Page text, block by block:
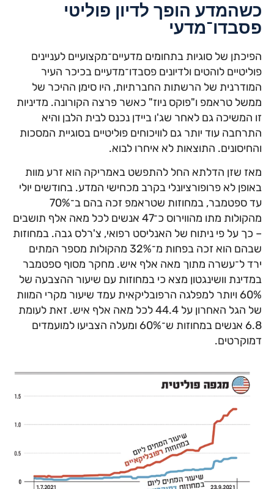
כשהמדע הופך לדיון פוליטי
פסבדו־מדעי
הפיכתן של סוגיות בתחומים מדעיים־מקצועיים לעניינים
פוליטיים לוהטים ולדיונים פסבדו־מדעיים בכיכר העיר
המודרנית של הרשתות החברתיות, היו סימן ההיכר של
ממשל טראמפ ו"פוקס ניוז" כאשר פרצה הקורונה. מדיניות
זו המשיכה גם לאחר שג'ו ביידן נכנס לבית הלבן והיא
התרחבה עוד יותר גם לוויכוחים פוליטיים בסוגיית המסכות
והחיסונים. התוצאות לא איחרו לבוא.
מאז שזן הדלתא החל להתפשט באמריקה הוא זרע מוות
באופן לא פרופורציונלי בקרב מכחישי המדע. בחודשים יולי
עד ספטמבר, במחוזות שטראמפ זכה בהם ב־70%
מהקולות מתו מהווירוס כ־47 אנשים לכל מאה אלף תושבים
– כך על פי ניתוח של האנליסט רפואי, צ'רלס גבה. במחוזות
שבהם הוא זכה בפחות מ־32% מהקולות מספר המתים
ירד ל־עשרה מתוך מאה אלף איש. מחקר מסוף ספטמבר
במדינת וושינגטון מצא כי במחוזות עם שיעור ההצבעה של
60% ויותר למפלגה הרפובליקאית עמד שיעור מקרי המוות
של הגל האחרון על 44.4 לכל מאה אלף איש. זאת לעומת
6.8 אנשים במחוזות ש־60% ומעלה הצביעו למועמדים
דמוקרטים.